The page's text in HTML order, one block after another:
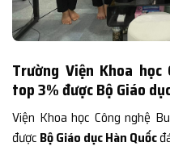
Trường Viện Khoa học
top 3% được Bộ Giáo
Viện Khoa học Công nghệ
được Bộ Giáo dục Hàn Quốc